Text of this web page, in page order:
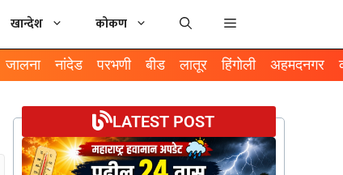
खान्देश कोकण
जालना नांदेड परभणी बीड लातूर हिंगोली अहमदनगर
LATEST POST